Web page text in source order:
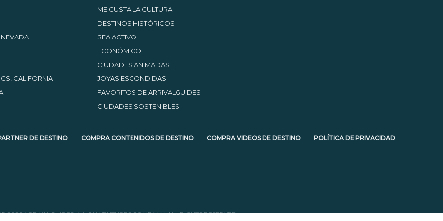
NEVADA
CALIFORNIA
ME GUSTA LA CULTURA
DESTINOS HISTÓRICOS
SEA ACTIVO
ECONÓMICO
CIUDADES ANIMADAS
JOYAS ESCONDIDAS
FAVORITOS DE ARRIVALGUIDES
CIUDADES SOSTENIBLES
DE DESTINO COMPRA CONTENIDOS DE DESTINO COMPRA VIDEOS DE DESTINO POLÍTICA DE PRIVACIDAD
2026 ARRIVALGUIDES, A LION VENTURES COMPANY. ALL RIGHTS RESERVED.